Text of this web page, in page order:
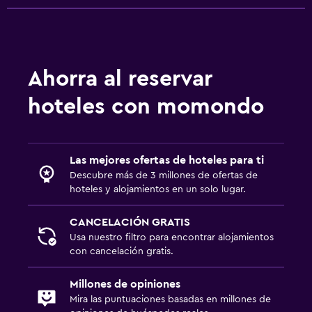
TV de pantalla plana
Habitación
Sofá cama
Armario o clóset
Comedor
Ahorra al reservar
hoteles con momondo
Las mejores ofertas de hoteles para ti
Descubre más de 3 millones de ofertas de
hoteles y alojamientos en un solo lugar.
CANCELACIÓN GRATIS
Usa nuestro filtro para encontrar alojamientos
con cancelación gratis.
Millones de opiniones
Mira las puntuaciones basadas en millones de